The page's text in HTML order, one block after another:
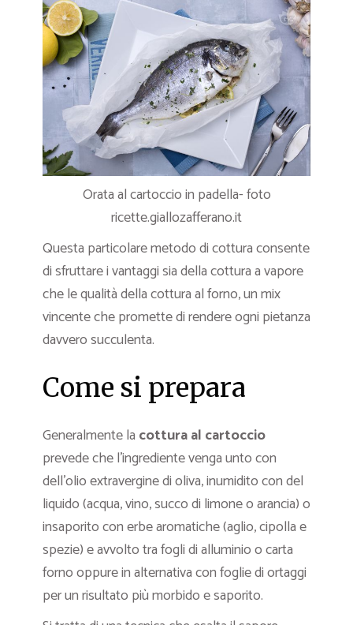
Orata al cartoccio in padella- foto
ricette.giallozafferano.it
Questa particolare metodo di cottura consente
di sfruttare i vantaggi sia della cottura a vapore
che le qualità della cottura al forno, un mix
vincente che promette di rendere ogni pietanza
davvero succulenta.
Come si prepara
Generalmente la cottura al cartoccio
prevede che l’ingrediente venga unto con
dell’olio extravergine di oliva, inumidito con del
liquido (acqua, vino, succo di limone o arancia) o
insaporito con erbe aromatiche (aglio, cipolla e
spezie) e avvolto tra fogli di alluminio o carta
forno oppure in alternativa con foglie di ortaggi
per un risultato più morbido e saporito.